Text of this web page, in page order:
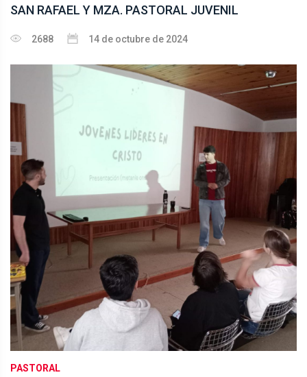
SAN RAFAEL Y MZA. PASTORAL JUVENIL
2688 14 de octubre de 2024
PASTORAL